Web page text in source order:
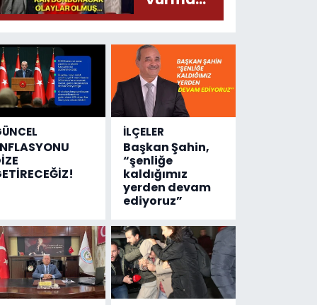
olayında
geldi...
Meğer, kan
donduracak
olaylar
olmuş...
İLÇELER
Başkan Şahin,
“şenliğe
kaldığımız
yerden devam
ediyoruz”